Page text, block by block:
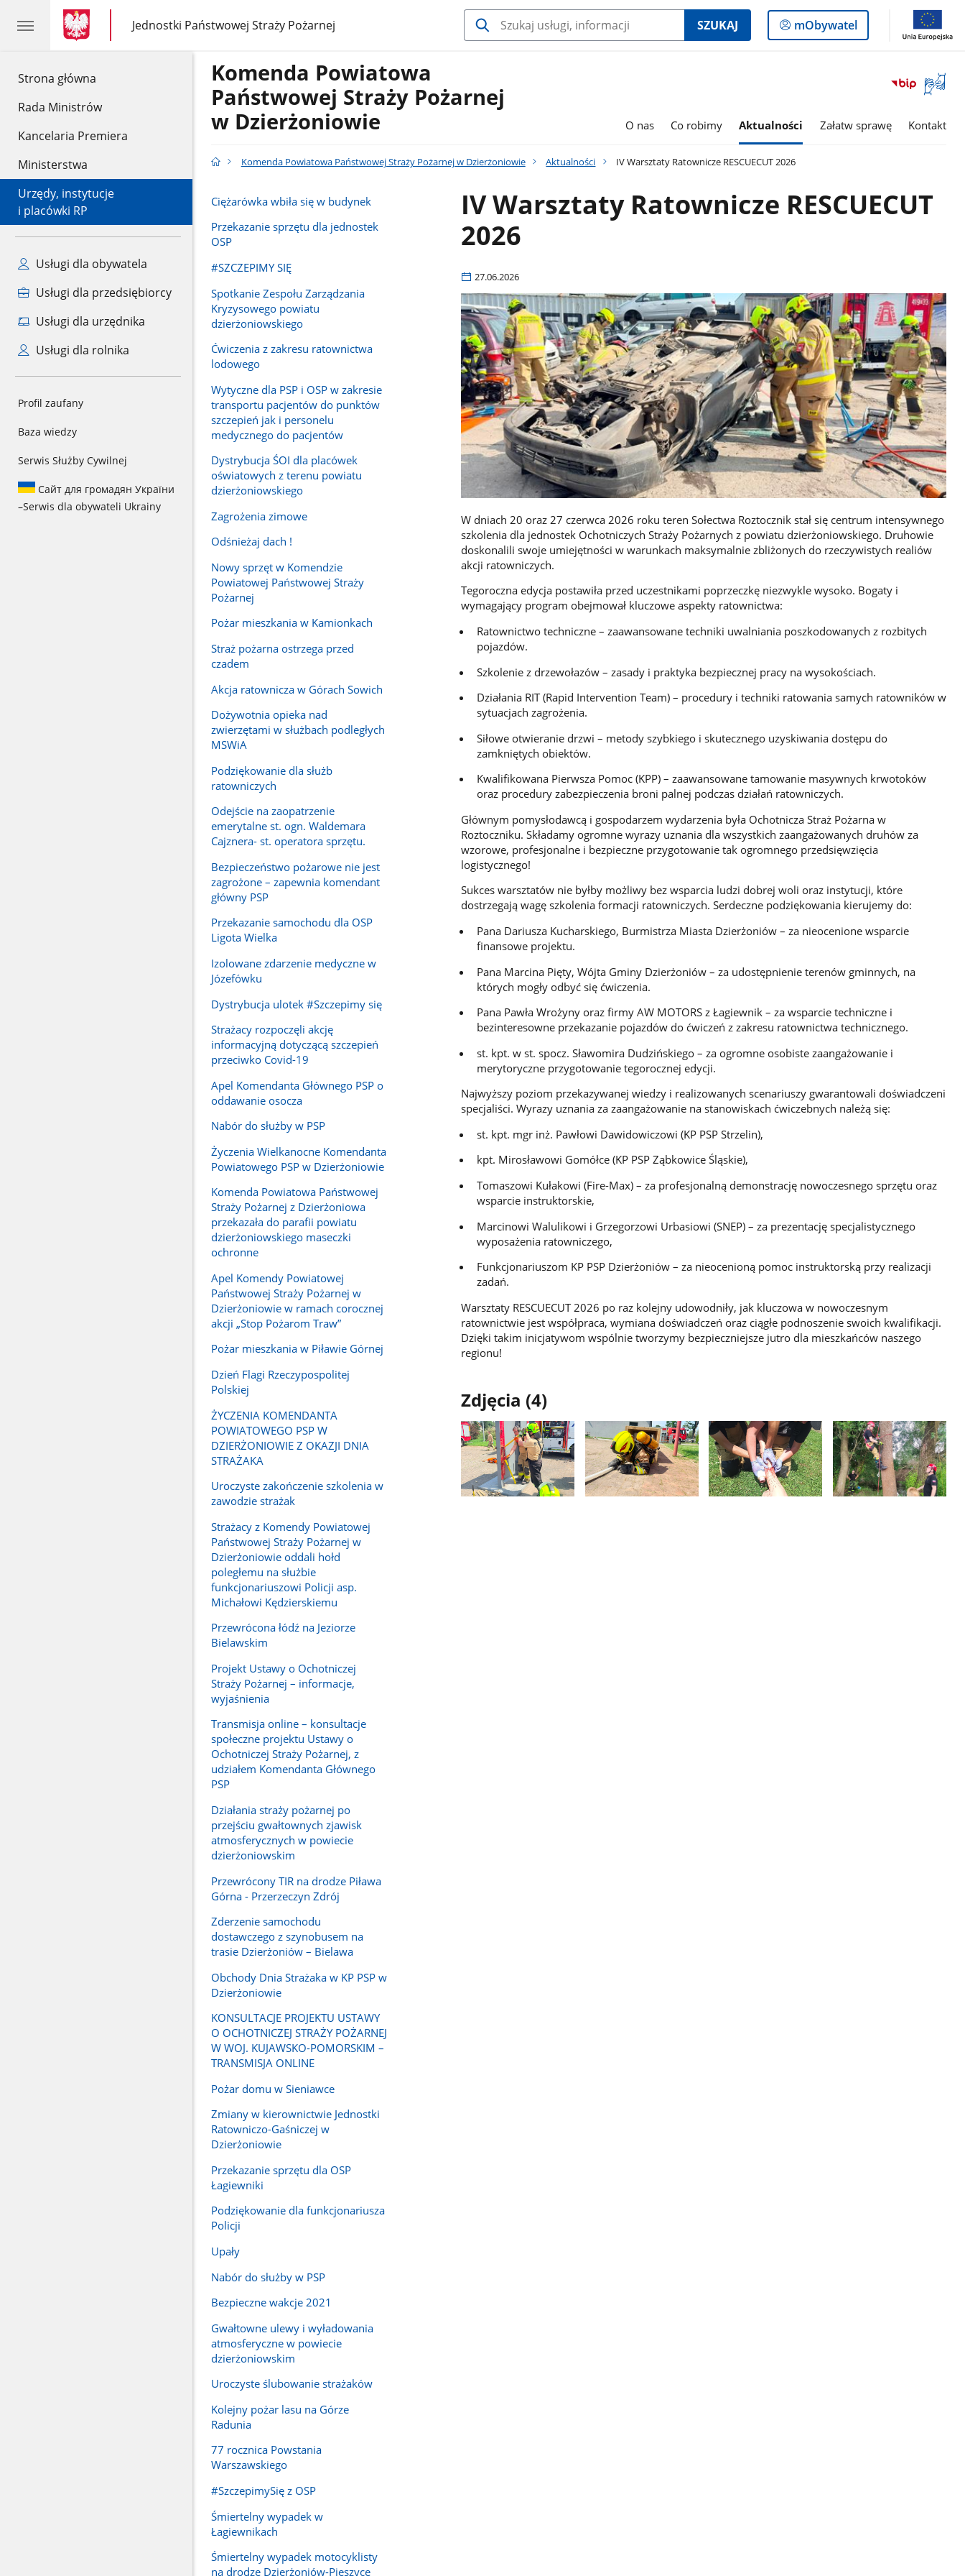
Strona główna
Rada Ministrów
Kancelaria Premiera
Ministerstwa
Urzędy, instytucje
i placówki RP
Usługi dla obywatela
Usługi dla przedsiębiorcy
Usługi dla urzędnika
Usługi dla rolnika
Profil zaufany
Baza wiedzy
Serwis Służby Cywilnej
Сайт для громадян України
–Serwis dla obywateli Ukrainy
gov.pl
gov.pl
Jednostki Państwowej Straży Pożarnej
gov.pl
Jednostki
Państwowej
SZUKAJ
Logowanie
do
mObywatel
Otwórz
okno
Komenda Powiatowa
Państwowej Straży Pożarnej
w Dzierżoniowie
O nas Co robimy Aktualności Załatw sprawę Kontakt
Komenda Powiatowa Państwowej Straży Pożarnej w Dzierżoniowie Aktualności IV Warsztaty Ratownicze RESCUECUT 2026
Ciężarówka wbiła się w budynek
Przekazanie sprzętu dla jednostek
OSP
#SZCZEPIMY SIĘ
Spotkanie Zespołu Zarządzania
Kryzysowego powiatu
dzierżoniowskiego
Ćwiczenia z zakresu ratownictwa
lodowego
Wytyczne dla PSP i OSP w zakresie
transportu pacjentów do punktów
szczepień jak i personelu
medycznego do pacjentów
Dystrybucja ŚOI dla placówek
oświatowych z terenu powiatu
dzierżoniowskiego
Zagrożenia zimowe
Odśnieżaj dach !
Nowy sprzęt w Komendzie
Powiatowej Państwowej Straży
Pożarnej
Pożar mieszkania w Kamionkach
Straż pożarna ostrzega przed
czadem
Akcja ratownicza w Górach Sowich
Dożywotnia opieka nad
zwierzętami w służbach podległych
MSWiA
Podziękowanie dla służb
ratowniczych
Odejście na zaopatrzenie
emerytalne st. ogn. Waldemara
Cajznera- st. operatora sprzętu.
Bezpieczeństwo pożarowe nie jest
zagrożone – zapewnia komendant
główny PSP
Przekazanie samochodu dla OSP
Ligota Wielka
Izolowane zdarzenie medyczne w
Józefówku
Dystrybucja ulotek #Szczepimy się
Strażacy rozpoczęli akcję
informacyjną dotyczącą szczepień
przeciwko Covid-19
Apel Komendanta Głównego PSP o
oddawanie osocza
Nabór do służby w PSP
Życzenia Wielkanocne Komendanta
Powiatowego PSP w Dzierżoniowie
Komenda Powiatowa Państwowej
Straży Pożarnej z Dzierżoniowa
przekazała do parafii powiatu
dzierżoniowskiego maseczki
ochronne
Apel Komendy Powiatowej
Państwowej Straży Pożarnej w
Dzierżoniowie w ramach corocznej
akcji „Stop Pożarom Traw”
Pożar mieszkania w Piławie Górnej
Dzień Flagi Rzeczypospolitej
Polskiej
ŻYCZENIA KOMENDANTA
POWIATOWEGO PSP W
DZIERŻONIOWIE Z OKAZJI DNIA
STRAŻAKA
Uroczyste zakończenie szkolenia w
zawodzie strażak
Strażacy z Komendy Powiatowej
Państwowej Straży Pożarnej w
Dzierżoniowie oddali hołd
poległemu na służbie
funkcjonariuszowi Policji asp.
Michałowi Kędzierskiemu
Przewrócona łódź na Jeziorze
Bielawskim
Projekt Ustawy o Ochotniczej
Straży Pożarnej – informacje,
wyjaśnienia
Transmisja online – konsultacje
społeczne projektu Ustawy o
Ochotniczej Straży Pożarnej, z
udziałem Komendanta Głównego
PSP
Działania straży pożarnej po
przejściu gwałtownych zjawisk
atmosferycznych w powiecie
dzierżoniowskim
Przewrócony TIR na drodze Piława
Górna - Przerzeczyn Zdrój
Zderzenie samochodu
dostawczego z szynobusem na
trasie Dzierżoniów – Bielawa
Obchody Dnia Strażaka w KP PSP w
Dzierżoniowie
KONSULTACJE PROJEKTU USTAWY
O OCHOTNICZEJ STRAŻY POŻARNEJ
W WOJ. KUJAWSKO-POMORSKIM –
TRANSMISJA ONLINE
Pożar domu w Sieniawce
Zmiany w kierownictwie Jednostki
Ratowniczo-Gaśniczej w
Dzierżoniowie
Przekazanie sprzętu dla OSP
Łagiewniki
Podziękowanie dla funkcjonariusza
Policji
Upały
Nabór do służby w PSP
Bezpieczne wakcje 2021
Gwałtowne ulewy i wyładowania
atmosferyczne w powiecie
dzierżoniowskim
Uroczyste ślubowanie strażaków
Kolejny pożar lasu na Górze
Radunia
77 rocznica Powstania
Warszawskiego
#SzczepimySię z OSP
Śmiertelny wypadek w
Łagiewnikach
Śmiertelny wypadek motocyklisty
na drodze Dzierżoniów-Pieszyce
IV Warsztaty Ratownicze RESCUECUT
2026
27.06.2026
W dniach 20 oraz 27 czerwca 2026 roku teren Sołectwa Roztocznik stał się centrum intensywnego
szkolenia dla jednostek Ochotniczych Straży Pożarnych z powiatu dzierżoniowskiego. Druhowie
doskonalili swoje umiejętności w warunkach maksymalnie zbliżonych do rzeczywistych realiów
akcji ratowniczych.
Tegoroczna edycja postawiła przed uczestnikami poprzeczkę niezwykle wysoko. Bogaty i
wymagający program obejmował kluczowe aspekty ratownictwa:
Ratownictwo techniczne – zaawansowane techniki uwalniania poszkodowanych z rozbitych
pojazdów.
Szkolenie z drzewołazów – zasady i praktyka bezpiecznej pracy na wysokościach.
Działania RIT (Rapid Intervention Team) – procedury i techniki ratowania samych ratowników w
sytuacjach zagrożenia.
Siłowe otwieranie drzwi – metody szybkiego i skutecznego uzyskiwania dostępu do
zamkniętych obiektów.
Kwalifikowana Pierwsza Pomoc (KPP) – zaawansowane tamowanie masywnych krwotoków
oraz procedury zabezpieczenia broni palnej podczas działań ratowniczych.
Głównym pomysłodawcą i gospodarzem wydarzenia była Ochotnicza Straż Pożarna w
Roztoczniku. Składamy ogromne wyrazy uznania dla wszystkich zaangażowanych druhów za
wzorowe, profesjonalne i bezpieczne przygotowanie tak ogromnego przedsięwzięcia
logistycznego!
Sukces warsztatów nie byłby możliwy bez wsparcia ludzi dobrej woli oraz instytucji, które
dostrzegają wagę szkolenia formacji ratowniczych. Serdeczne podziękowania kierujemy do:
Pana Dariusza Kucharskiego, Burmistrza Miasta Dzierżoniów – za nieocenione wsparcie
finansowe projektu.
Pana Marcina Pięty, Wójta Gminy Dzierżoniów – za udostępnienie terenów gminnych, na
których mogły odbyć się ćwiczenia.
Pana Pawła Wrożyny oraz firmy AW MOTORS z Łagiewnik – za wsparcie techniczne i
bezinteresowne przekazanie pojazdów do ćwiczeń z zakresu ratownictwa technicznego.
st. kpt. w st. spocz. Sławomira Dudzińskiego – za ogromne osobiste zaangażowanie i
merytoryczne przygotowanie tegorocznej edycji.
Najwyższy poziom przekazywanej wiedzy i realizowanych scenariuszy gwarantowali doświadczeni
specjaliści. Wyrazy uznania za zaangażowanie na stanowiskach ćwiczebnych należą się:
st. kpt. mgr inż. Pawłowi Dawidowiczowi (KP PSP Strzelin),
kpt. Mirosławowi Gomółce (KP PSP Ząbkowice Śląskie),
Tomaszowi Kułakowi (Fire-Max) – za profesjonalną demonstrację nowoczesnego sprzętu oraz
wsparcie instruktorskie,
Marcinowi Walulikowi i Grzegorzowi Urbasiowi (SNEP) – za prezentację specjalistycznego
wyposażenia ratowniczego,
Funkcjonariuszom KP PSP Dzierżoniów – za nieocenioną pomoc instruktorską przy realizacji
zadań.
Warsztaty RESCUECUT 2026 po raz kolejny udowodniły, jak kluczowa w nowoczesnym
ratownictwie jest współpraca, wymiana doświadczeń oraz ciągłe podnoszenie swoich kwalifikacji.
Dzięki takim inicjatywom wspólnie tworzymy bezpieczniejsze jutro dla mieszkańców naszego
regionu!
Zdjęcia (4)